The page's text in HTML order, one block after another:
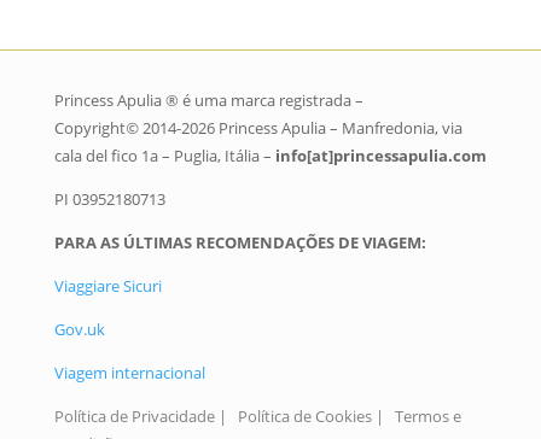
Princess Apulia ® é uma marca registrada –
Copyright©2014-2026 Princess Apulia – Manfredonia, via
cala del fico 1a – Puglia, Itália – info[at]princessapulia.com
PI 03952180713
PARA AS ÚLTIMAS RECOMENDAÇÕES DE VIAGEM:
Viaggiare Sicuri
Gov.uk
Viagem internacional
Política de Privacidade |
Política de Cookies |
Termos e